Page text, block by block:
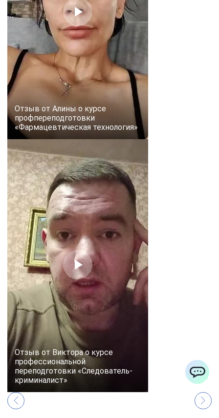
Отзыв от Алины о курсе
профпереподготовки
«Фармацевтическая технология»
Отзыв от Виктора о курсе
профессиональной
переподготовки «Следователь-
криминалист»
Мессенджеры
Свяжитесь с нами через любой удобный мессенджер!
Telegram WhatsApp
Vkontakte EMail
Max